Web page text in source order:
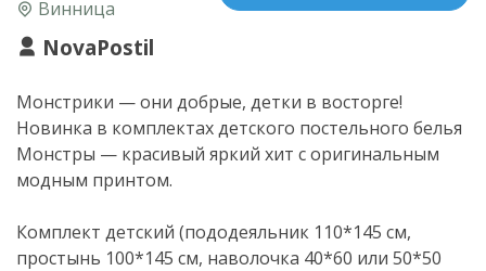
Винница
NovaPostil
Монстрики — они добрые, детки в восторге!
Новинка в комплектах детского постельного белья
Монстры — красивый яркий хит с оригинальным
модным принтом.
Комплект детский (пододеяльник 110*145 см,
простынь 100*145 см, наволочка 40*60 или 50*50